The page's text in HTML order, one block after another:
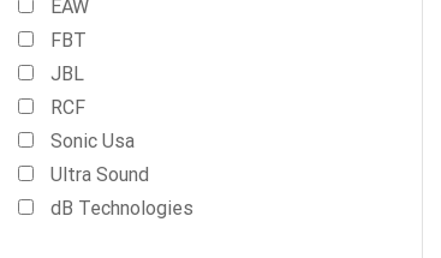
EAW
FBT
JBL
RCF
Sonic Usa
Ultra Sound
dB Technologies